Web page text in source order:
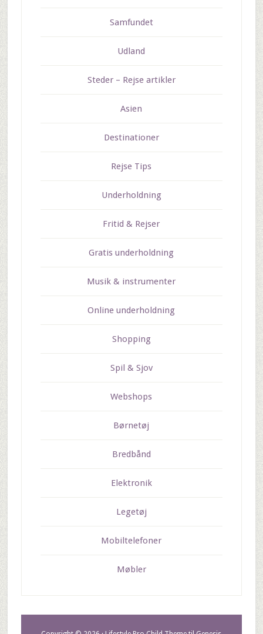
Samfundet
Udland
Steder – Rejse artikler
Asien
Destinationer
Rejse Tips
Underholdning
Fritid & Rejser
Gratis underholdning
Musik & instrumenter
Online underholdning
Shopping
Spil & Sjov
Webshops
Børnetøj
Bredbånd
Elektronik
Legetøj
Mobiltelefoner
Møbler